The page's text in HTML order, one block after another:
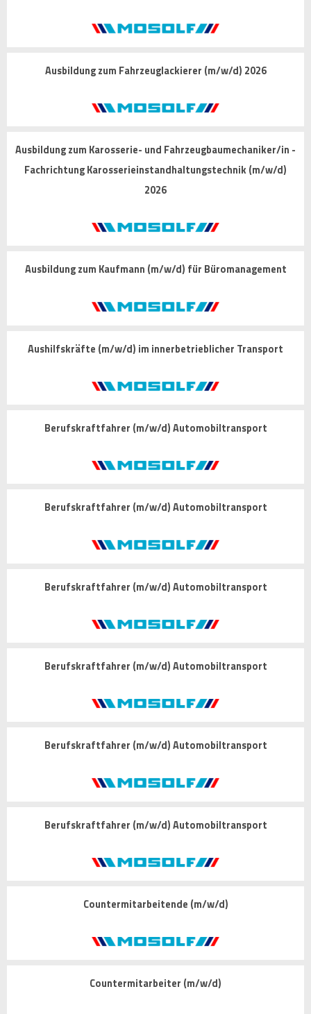
Ausbildung zum Fahrzeuglackierer (m/w/d) 2026
Ausbildung zum Karosserie- und Fahrzeugbaumechaniker/in -
Fachrichtung Karosserieinstandhaltungstechnik (m/w/d)
2026
Ausbildung zum Kaufmann (m/w/d) für Büromanagement
Aushilfskräfte (m/w/d) im innerbetrieblicher Transport
Berufskraftfahrer (m/w/d) Automobiltransport
Berufskraftfahrer (m/w/d) Automobiltransport
Berufskraftfahrer (m/w/d) Automobiltransport
Berufskraftfahrer (m/w/d) Automobiltransport
Berufskraftfahrer (m/w/d) Automobiltransport
Berufskraftfahrer (m/w/d) Automobiltransport
Countermitarbeitende (m/w/d)
Countermitarbeiter (m/w/d)